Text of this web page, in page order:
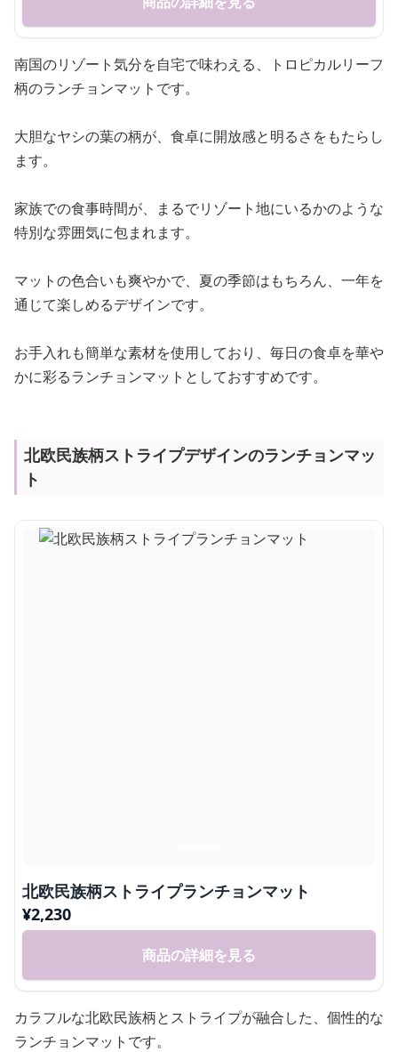
南国のリゾート気分を自宅で味わえる、トロピカルリーフ
柄のランチョンマットです。
大胆なヤシの葉の柄が、食卓に開放感と明るさをもたらし
ます。
家族での食事時間が、まるでリゾート地にいるかのような
特別な雰囲気に包まれます。
マットの色合いも爽やかで、夏の季節はもちろん、一年を
通じて楽しめるデザインです。
お手入れも簡単な素材を使用しており、毎日の食卓を華や
かに彩るランチョンマットとしておすすめです。
北欧民族柄ストライプデザインのランチョンマッ
ト
北欧民族柄ストライプランチョンマット
¥2,230
商品の詳細を見る
カラフルな北欧民族柄とストライプが融合した、個性的な
ランチョンマットです。